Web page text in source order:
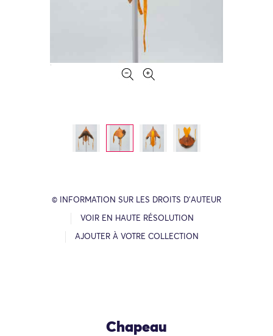
© INFORMATION SUR LES DROITS D’AUTEUR
VOIR EN HAUTE RÉSOLUTION
AJOUTER À VOTRE COLLECTION
Chapeau